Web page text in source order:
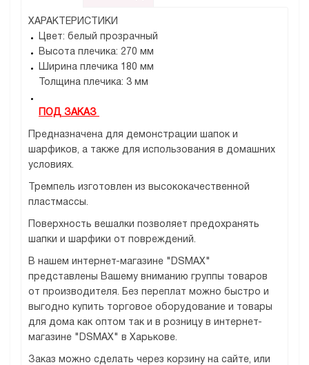
ХАРАКТЕРИСТИКИ
Цвет: белый прозрачный
Высота плечика: 270 мм
Ширина плечика 180 мм
Толщина плечика: 3 мм
ПОД ЗАКАЗ
Предназначена для демонстрации шапок и
шарфиков, а также для использования в домашних
условиях.
Тремпель изготовлен из высококачественной
пластмассы.
Поверхность вешалки позволяет предохранять
шапки и шарфики от повреждений.
В нашем интернет-магазине "DSMAX"
представлены Вашему вниманию группы товаров
от производителя. Без переплат можно быстро и
выгодно купить торговое оборудование и товары
для дома как оптом так и в розницу в интернет-
магазине "DSMAX" в Харькове.
Заказ можно сделать через корзину на сайте, или